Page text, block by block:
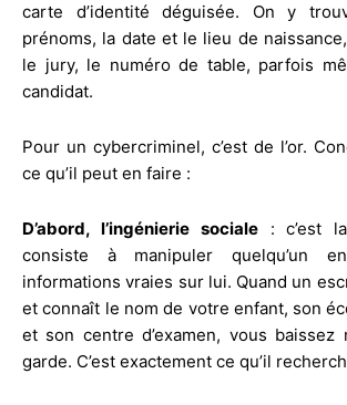
carte d’identité déguisée. On y
prénoms, la date et le lieu de naissance,
le jury, le numéro de table, parfois
candidat.
Pour un cybercriminel, c’est de l’or.
ce qu’il peut en faire :
D’abord, l’ingénierie sociale: c’est
consiste à manipuler quelqu’un
informations vraies sur lui. Quand un
et connaît le nom de votre enfant, son
et son centre d’examen, vous baissez
garde. C’est exactement ce qu’il